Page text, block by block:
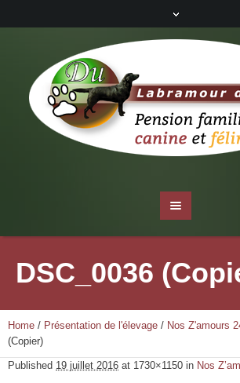
DSC_0036
Home / Présentation de l'élevage / Nos Z'amours
(Copier)
Published 19 juillet 2016 at 1730×1150 in Nos